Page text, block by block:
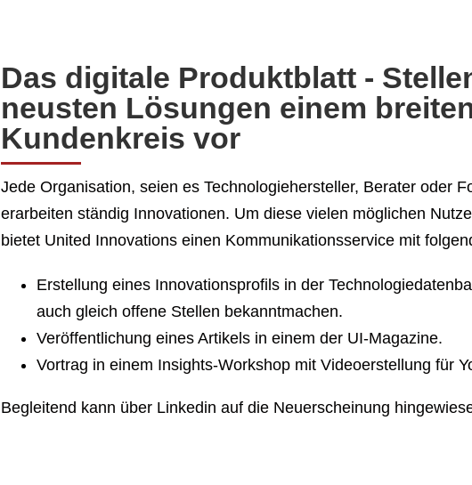
Das digitale Produktblatt -
neusten Lösungen einem
Kundenkreis vor
Jede Organisation, seien es Technologiehersteller, Berater oder
erarbeiten ständig Innovationen. Um diese vielen möglichen
bietet United Innovations einen Kommunikationsservice mit
Erstellung eines Innovationsprofils in der
auch gleich offene Stellen bekanntmachen.
Veröffentlichung eines Artikels in einem der UI-Magazine.
Vortrag in einem Insights-Workshop mit Videoerstellung für
Begleitend kann über Linkedin auf die Neuerscheinung